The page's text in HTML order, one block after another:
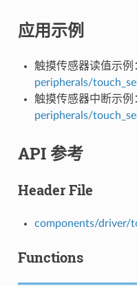
应用示例
触摸传感器读值示例
peripherals/
触摸传感器中断示例
peripherals/
API 参考
Header File
components/driver/
Functions